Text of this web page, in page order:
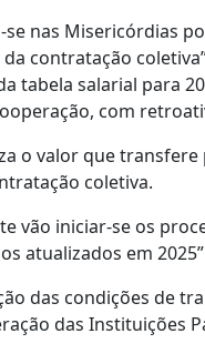
se nas Misericórdias
contratação
tabela salarial para
com
o valor que
coletiva.
iniciar-se os
atualizados em
das condições de
das Instituições